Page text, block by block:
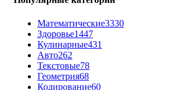
Математические3330
Здоровье1447
Кулинарные431
Авто262
Текстовые78
Геометрия68
Кодирование60